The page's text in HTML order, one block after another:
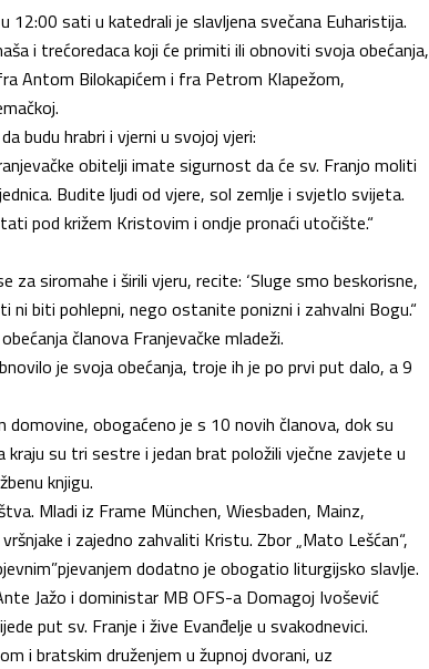
12:00 sati u katedrali je slavljena svečana Euharistija.
i trećoredaca koji će primiti ili obnoviti svoja obećanja,
Antom Bilokapićem i fra Petrom Klapežom,
budu hrabri i vjerni u svojoj vjeri:
obitelji imate sigurnost da će sv. Franjo moliti
Budite ljudi od vjere, sol zemlje i svjetlo svijeta.
pod križem Kristovim i ondje pronaći utočište.“
za siromahe i širili vjeru, recite: ‘Sluge smo beskorisne,
ni biti pohlepni, nego ostanite ponizni i zahvalni Bogu.“
članova Franjevačke mladeži.
je svoja obećanja, troje ih je po prvi put dalo, a 9
obogaćeno je s 10 novih članova, dok su
su tri sestre i jedan brat položili vječne zavjete u
knjigu.
Mladi iz Frame München, Wiesbaden, Mainz,
i zajedno zahvaliti Kristu. Zbor „Mato Lešćan“,
dodatno je obogatio liturgijsko slavlje.
Jažo i doministar MB OFS-a Domagoj Ivošević
put sv. Franje i žive Evanđelje u svakodnevici.
i bratskim druženjem u župnoj dvorani, uz